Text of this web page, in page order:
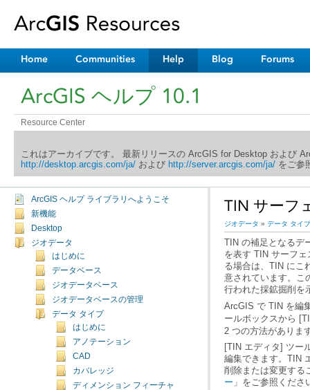
Home Communities Help Blog Forums
ArcGIS ヘルプ 10.1
Resource Center
これはアーカイブです。 最新リリースの ArcGIS for Desktop および
http://desktop.arcgis.com/ja/および http://server.arcgis.com/ja/をご参
ArcGIS ヘルプ ライブラリへようこそ
新機能
Desktop
ジオデータ
はじめに
データベース
ジオデータベース
ジオデータベースの管理
データ タイプ
はじめに
アノテーション
CAD
カバレッジ
ディメンション フィーチャ
TIN サーフ
ジオデータ » データ タイプ
行われた採鉱掘削を
ArcGIS で TIN を編
ールボックスから
2 つの方法がありま
削除または変更する
ー 」をご参照くださ